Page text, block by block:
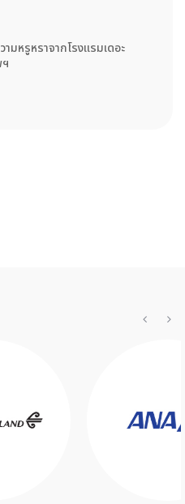
มหรูหราจากโรงแรมเดอะ